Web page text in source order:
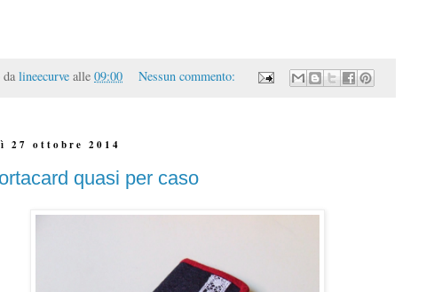
lineecurve alle 09:00 Nessun commento:
27 ottobre 2014
quasi per caso